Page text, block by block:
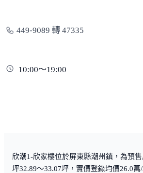
449-9089 轉 47335
10:00～19:00
欣潮1-欣家樓位於屏東縣潮州鎮，為預
坪32.89～33.07坪，實價登錄均價26.0萬/